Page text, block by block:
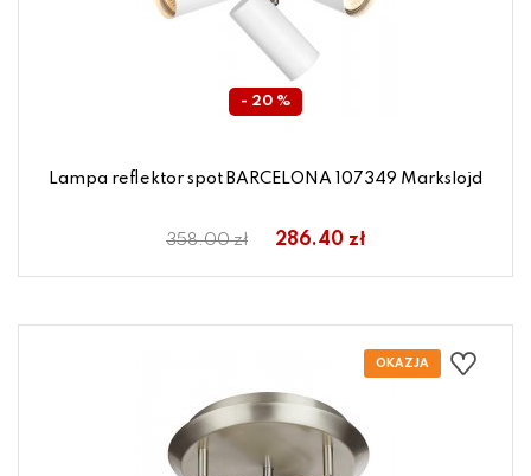
- 20 %
Lampa reflektor spot BARCELONA 107349 Markslojd
358.00 zł 286.40 zł